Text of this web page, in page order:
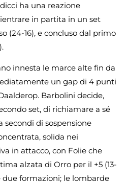
ha una reazione
in partita in un set
(24-16), e concluso dal primo
innesta le marce alte fin da
un gap di 4 punti
Barbolini decide,
set, di richiamare a sé
secondi di sospensione
solida nei
in attacco, con Folie che
alzata di Orro per il +5 (13-
due formazioni; le lombarde